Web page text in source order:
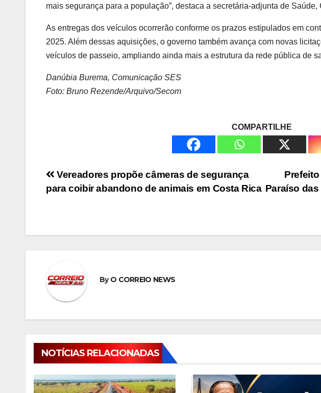
mais segurança para a população”, destaca a secretária-adjunta de Saúde,
As entregas dos veículos ocorrerão conforme os prazos estipulados em
2025. Além dessas aquisições, o governo também avança com novas
veículos de passeio, ampliando ainda mais a estrutura da rede pública de
Danúbia Burema, Comunicação SES
Foto: Bruno Rezende/Arquivo/Secom
COMPARTILHE
Navegação
de
Paraíso
Vereadores propõe câmeras de segurança
para coibir abandono de animais em Costa Rica
ByO CORREIO NEWS
NOTÍCIAS RELACIONADAS